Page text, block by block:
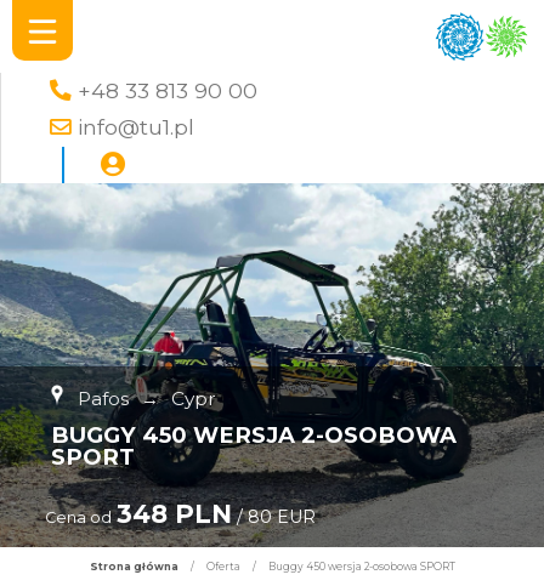
+48 33 813 90 00
info@tu1.pl
Pafos → Cypr
BUGGY 450 WERSJA 2-OSOBOWA
SPORT
Cena od 348 PLN/ 80 EUR
Strona główna / Oferta / Buggy 450 wersja 2-osobowa SPORT